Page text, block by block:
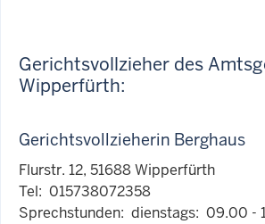
Gerichtsvollzieher des
Wipperfürth:
Gerichtsvollzieherin Berghaus
Flurstr. 12, 51688 Wipperfürth
Tel: 015738072358
Sprechstunden: dienstags: 09.00 -